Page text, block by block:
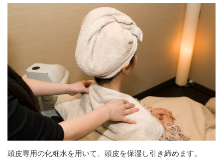
頭皮専用の化粧水を用いて、頭皮を保湿し引き締めます。